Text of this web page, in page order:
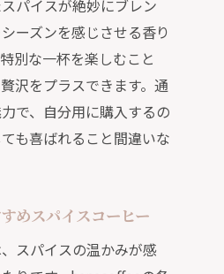
パイスが絶妙にブレン
ーズンを感じさせる香り
別な一杯を楽しむこと
沢をプラスできます。通
で、自分用に購入するの
も喜ばれること間違いな
めスパイスコーヒー
スパイスの温かみが感